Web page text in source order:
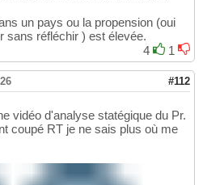
un pays ou la propension (oui
sans réfléchir ) est élevée.
4
1
#112
vidéo d'analyse statégique du Pr.
coupé RT je ne sais plus où me